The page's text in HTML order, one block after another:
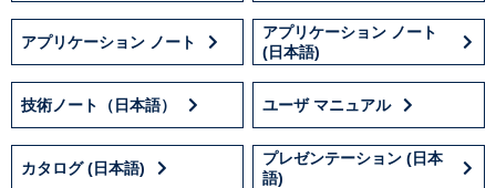
アプリケーション ノート
アプリケーション ノート
(日本語)
技術ノート（日本語） ユーザ マニュアル
カタログ (日本語)
プレゼンテーション (日本
語)